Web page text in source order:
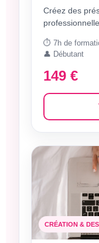
Créez des
⏱️ 7h de
👤 Débutant
149 €
CRÉATION &